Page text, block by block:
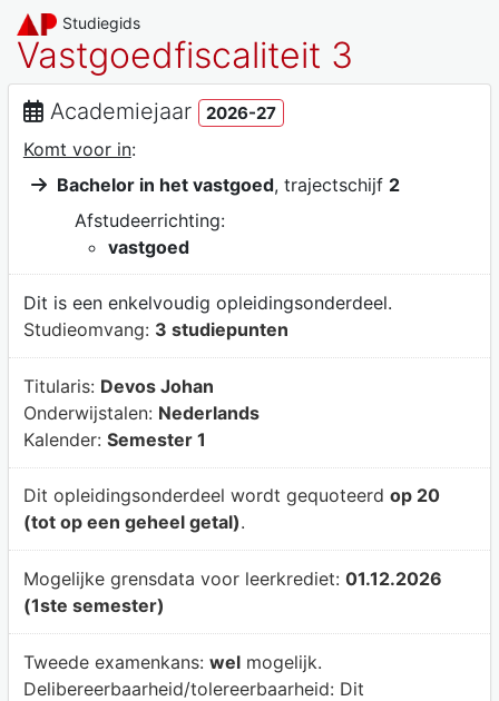
Studiegids
Vastgoedfiscaliteit 3
Academiejaar 2026-27
Komt voor in:
Bachelor in het vastgoed, trajectschijf 2
Afstudeerrichting:
vastgoed
Dit is een enkelvoudig opleidingsonderdeel.
Studieomvang: 3 studiepunten
Titularis: Devos Johan
Onderwijstalen: Nederlands
Kalender: Semester 1
Dit opleidingsonderdeel wordt gequoteerd op 20
(tot op een geheel getal).
Mogelijke grensdata voor leerkrediet: 01.12.2026
(1ste semester)
Tweede examenkans: welmogelijk.
Delibereerbaarheid/tolereerbaarheid: Dit